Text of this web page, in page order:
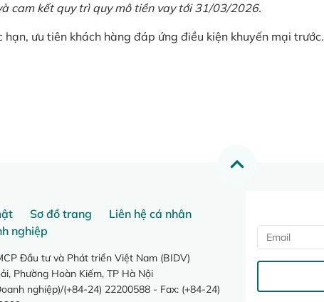
cam kết quy trì quy mô tiền vay tới 31/03/2026.
ưu tiên khách hàng đáp ứng điều kiện khuyến mại trước.
Sơ đồ trang
Liên hệ cá nhân
nghiệp
Đầu tư và Phát triển Việt Nam (BIDV)
Phường Hoàn Kiếm, TP Hà Nội
nghiệp)/(+84-24) 22200588 - Fax: (+84-24)